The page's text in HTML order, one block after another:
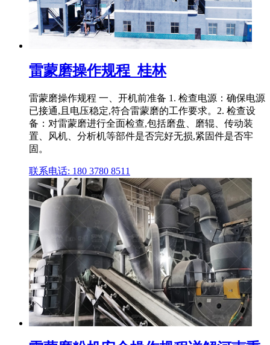
雷蒙磨操作规程_桂林
雷蒙磨操作规程 一、开机前准备 1. 检查电源：确保电源
已接通,且电压稳定,符合雷蒙磨的工作要求。2. 检查设
备：对雷蒙磨进行全面检查,包括磨盘、磨辊、传动装
置、风机、分析机等部件是否完好无损,紧固件是否牢
固。
联系电话: 180 3780 8511